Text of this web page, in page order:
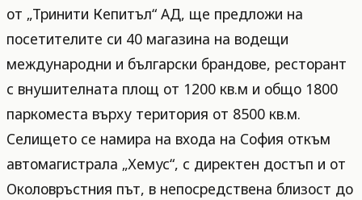
от „Тринити Кепитъл“ АД, ще предложи на
посетителите си 40 магазина на водещи
международни и български брандове, ресторант
с внушителната площ от 1200 кв.м и общо 1800
паркоместа върху територия от 8500 кв.м.
Селището се намира на входа на София откъм
автомагистрала „Хемус“, с директен достъп и от
Околовръстния път, в непосредствена близост до